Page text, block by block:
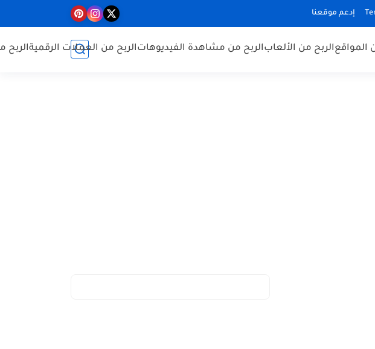
إدعم موقعنا
المواقعالربح من الألعابالربح من مشاهدة الفيديوهاتالربح من العملات الرقميةالربح